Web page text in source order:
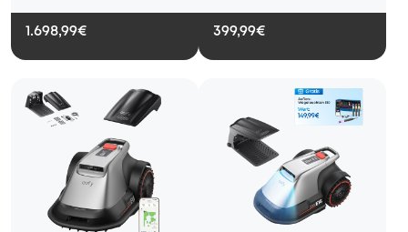
Mähroboter E15/E18
1.698,99€ 399,99€